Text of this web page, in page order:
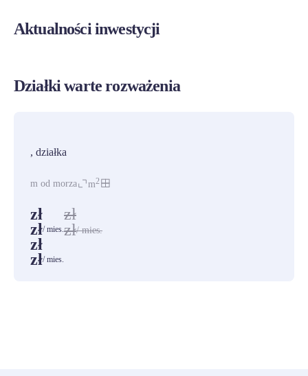
Aktualności inwestycji
Działki warte rozważenia
, działka
m od morza m2
zł
zł/ mies.
zł
zł/ mies.
zł
zł/ mies.